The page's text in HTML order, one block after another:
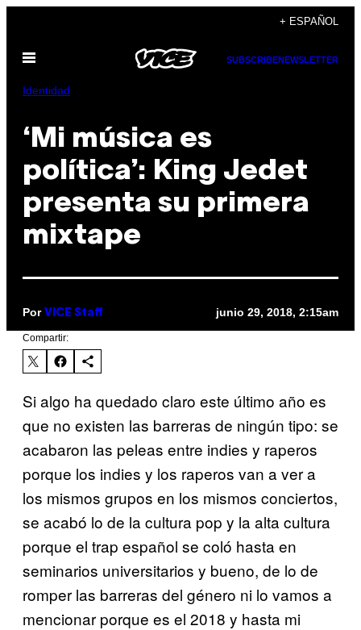
contenido
+ ESPAÑOL
Abrir
SUBSCRIBENEWSLETTER
Identidad
‘Mi música es
política’: King Jedet
presenta su primera
mixtape
Por VICE Staff junio 29, 2018, 2:15am
Compartir:
Si algo ha quedado claro este último año es
que no existen las barreras de ningún tipo: se
acabaron las peleas entre indies y raperos
porque los indies y los raperos van a ver a
los mismos grupos en los mismos conciertos,
se acabó lo de la cultura pop y la alta cultura
porque el trap español se coló hasta en
seminarios universitarios y bueno, de lo de
romper las barreras del género ni lo vamos a
mencionar porque es el 2018 y hasta mi